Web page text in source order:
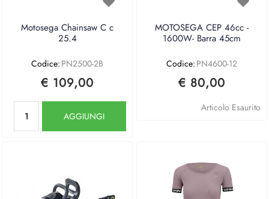
Motosega Chainsaw C c
25.4
Codice: PN2500-2B
€ 109,00
AGGIUNGI
MOTOSEGA CEP 46cc -
1600W- Barra 45cm
Codice: PN4600-12
€ 80,00
Articolo Esaurito